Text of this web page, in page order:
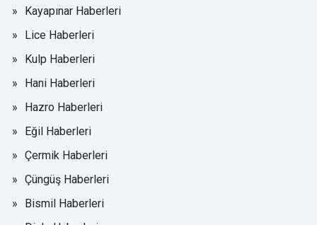
Kayapınar Haberleri
Lice Haberleri
Kulp Haberleri
Hani Haberleri
Hazro Haberleri
Eğil Haberleri
Çermik Haberleri
Çüngüş Haberleri
Bismil Haberleri